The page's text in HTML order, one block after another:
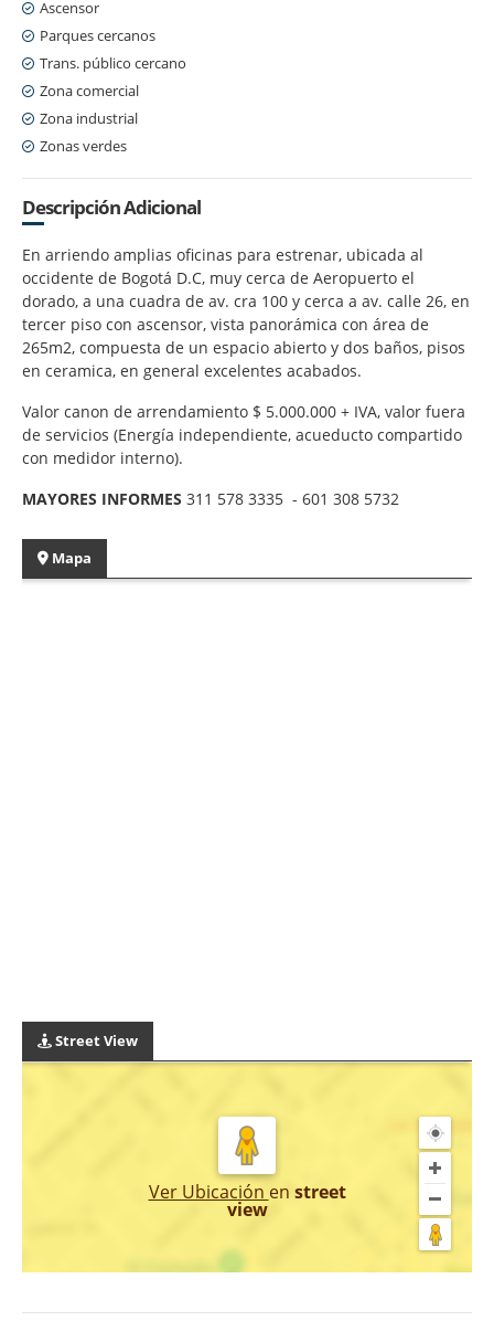
Ascensor
Parques cercanos
Trans. público cercano
Zona comercial
Zona industrial
Zonas verdes
Descripción Adicional
En arriendo amplias oficinas para estrenar, ubicada al
occidente de Bogotá D.C, muy cerca de Aeropuerto el
dorado, a una cuadra de av. cra 100 y cerca a av. calle 26, en
tercer piso con ascensor, vista panorámica con área de
265m2, compuesta de un espacio abierto y dos baños, pisos
en ceramica, en general excelentes acabados.
Valor canon de arrendamiento $ 5.000.000 + IVA, valor fuera
de servicios (Energía independiente, acueducto compartido
con medidor interno).
MAYORES INFORMES 311 578 3335 - 601 308 5732
Mapa
Street View
Ver Ubicación en street
view